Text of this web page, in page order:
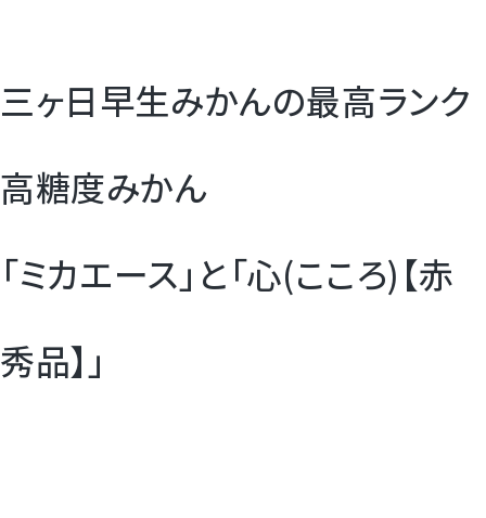
三ヶ日早生みかんの最高ランク
高糖度みかん
「ミカエース」と「心(こころ)【赤
秀品】」